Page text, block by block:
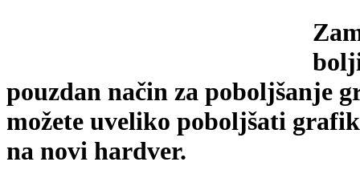
pouzdan način za poboljšanje
možete uveliko poboljšati
na novi hardver.